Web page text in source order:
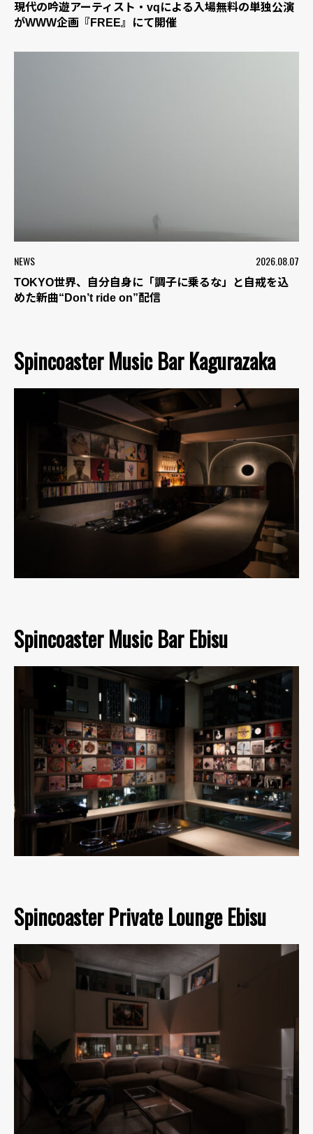
現代の吟遊アーティスト・vqによる入場無料の単独公演
がWWW企画『FREE』にて開催
NEWS 2026.08.07
TOKYO世界、自分自身に「調子に乗るな」と自戒を込
めた新曲“Don’t ride on”配信
Spincoaster Music Bar Kagurazaka
Spincoaster Music Bar Ebisu
Spincoaster Private Lounge Ebisu